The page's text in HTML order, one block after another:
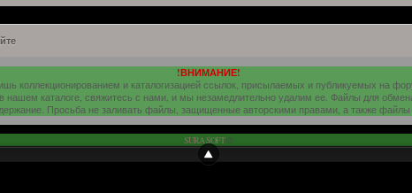
!ВНИМАНИЕ!
коллекционированием и каталогизацией ссылок, присылаемых и публикуемых на
нашем каталоге, свяжитесь с нами, и мы незамедлительно удалим ее. Файлы для
Просьба не заливать файлы, защищенные авторскими правами, а также файлы
SURA SOFT©